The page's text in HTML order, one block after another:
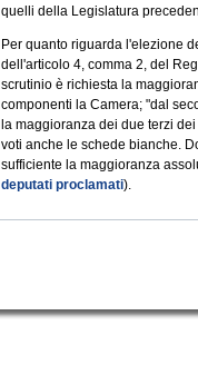
quelli della Legislatura
Per quanto riguarda l'elezione
dell'articolo 4, comma 2, del
scrutinio è richiesta la
componenti la Camera; "dal
la maggioranza dei due terzi
voti anche le schede bianche.
sufficiente la maggioranza
deputati proclamati).